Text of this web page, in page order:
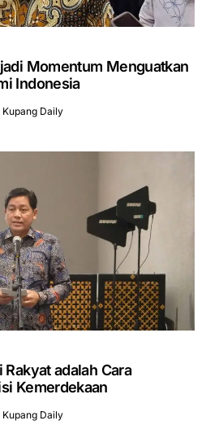
Momentum Menguatkan
Indonesia
Kupang Daily
adalah Cara
Kemerdekaan
Kupang Daily